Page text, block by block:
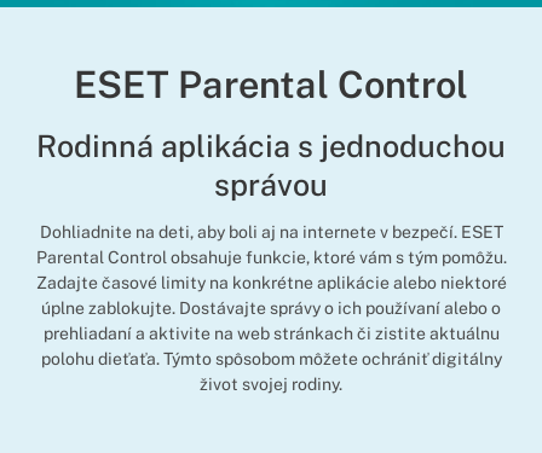
ESET Parental Control
Rodinná aplikácia s jednoduchou
správou
Dohliadnite na deti, aby boli aj na internete v bezpečí. ESET
Parental Control obsahuje funkcie, ktoré vám s tým pomôžu.
Zadajte časové limity na konkrétne aplikácie alebo niektoré
úplne zablokujte. Dostávajte správy o ich používaní alebo o
prehliadaní a aktivite na web stránkach či zistite aktuálnu
polohu dieťaťa. Týmto spôsobom môžete ochrániť digitálny
život svojej rodiny.